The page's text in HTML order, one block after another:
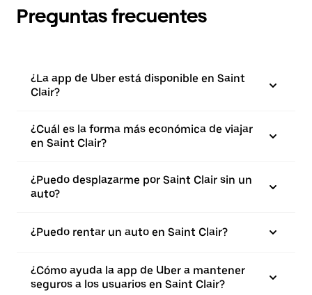
Preguntas frecuentes
¿La app de Uber está disponible en Saint
Clair?
¿Cuál es la forma más económica de viajar
en Saint Clair?
¿Puedo desplazarme por Saint Clair sin un
auto?
¿Puedo rentar un auto en Saint Clair?
¿Cómo ayuda la app de Uber a mantener
seguros a los usuarios en Saint Clair?